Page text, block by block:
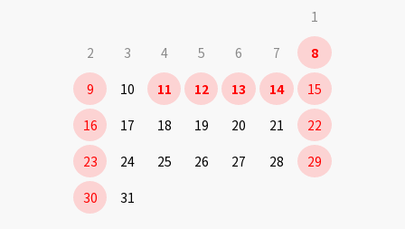
1
2
3 4 5 6 7
8
9
10 11 12 13 14
15
16
17 18 19 20 21
22
23
24 25 26 27 28
29
30
31